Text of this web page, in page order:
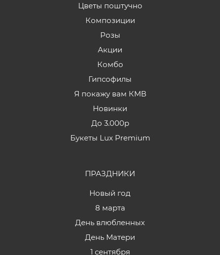
Цветы поштучно
Композиции
Розы
Акции
Комбо
Гипсофилы
Я покажу вам КМВ
Новинки
До 3.000р
Букеты Lux Premium
ПРАЗДНИКИ
Новый год
8 марта
День влюбленных
День Матери
1 сентября